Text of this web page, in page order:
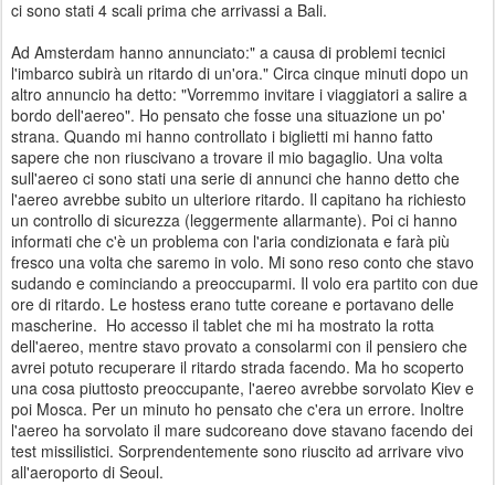
ci sono stati 4 scali prima che arrivassi a Bali.
Ad Amsterdam hanno annunciato:" a causa di problemi tecnici
l'imbarco subirà un ritardo di un'ora." Circa cinque minuti dopo un
altro annuncio ha detto: "Vorremmo invitare i viaggiatori a salire a
bordo dell'aereo". Ho pensato che fosse una situazione un po'
strana. Quando mi hanno controllato i biglietti mi hanno fatto
sapere che non riuscivano a trovare il mio bagaglio. Una volta
sull'aereo ci sono stati una serie di annunci che hanno detto che
l'aereo avrebbe subito un ulteriore ritardo. Il capitano ha richiesto
un controllo di sicurezza (leggermente allarmante). Poi ci hanno
informati che c'è un problema con l'aria condizionata e farà più
fresco una volta che saremo in volo. Mi sono reso conto che stavo
sudando e cominciando a preoccuparmi. Il volo era partito con due
ore di ritardo. Le hostess erano tutte coreane e portavano delle
mascherine. Ho accesso il tablet che mi ha mostrato la rotta
dell'aereo, mentre stavo provato a consolarmi con il pensiero che
avrei potuto recuperare il ritardo strada facendo. Ma ho scoperto
una cosa piuttosto preoccupante, l'aereo avrebbe sorvolato Kiev e
poi Mosca. Per un minuto ho pensato che c'era un errore. Inoltre
l'aereo ha sorvolato il mare sudcoreano dove stavano facendo dei
test missilistici. Sorprendentemente sono riuscito ad arrivare vivo
all'aeroporto di Seoul.